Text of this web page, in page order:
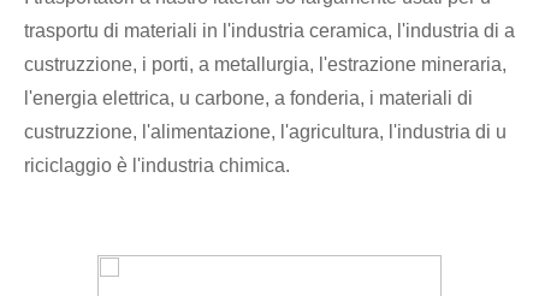
trasportu di materiali in l'industria ceramica, l'industria di a
custruzzione, i porti, a metallurgia, l'estrazione mineraria,
l'energia elettrica, u carbone, a fonderia, i materiali di
custruzzione, l'alimentazione, l'agricultura, l'industria di u
riciclaggio è l'industria chimica.